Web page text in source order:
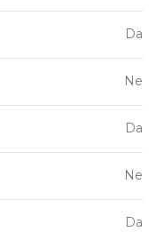
Da
Ne
Da
Ne
Da